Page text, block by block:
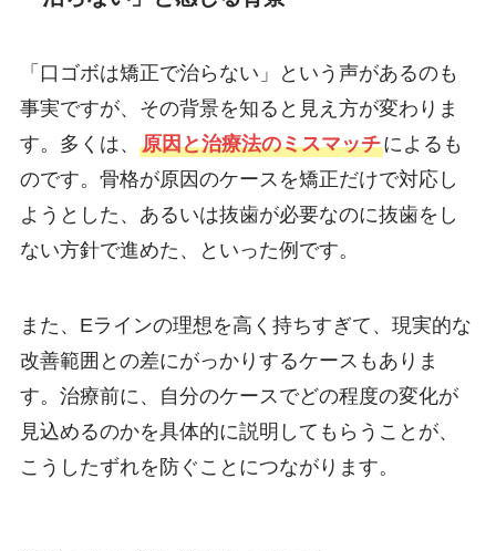
「口ゴボは矯正で治らない」という声があるのも
事実ですが、その背景を知ると見え方が変わりま
す。多くは、 原因と治療法のミスマッチによるも
のです。骨格が原因のケースを矯正だけで対応し
ようとした、あるいは抜歯が必要なのに抜歯をし
ない方針で進めた、といった例です。
また、Eラインの理想を高く持ちすぎて、現実的な
改善範囲との差にがっかりするケースもありま
す。治療前に、自分のケースでどの程度の変化が
見込めるのかを具体的に説明してもらうことが、
こうしたずれを防ぐことにつながります。